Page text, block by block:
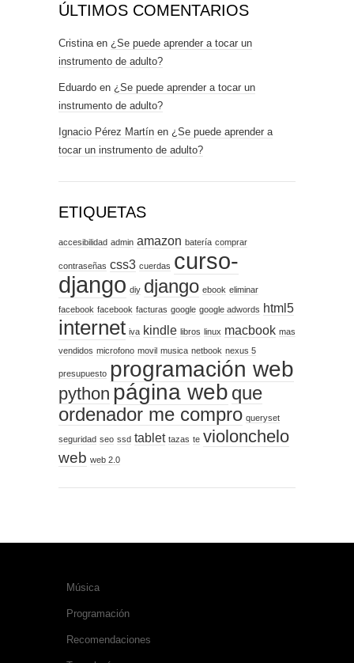
ÚLTIMOS COMENTARIOS
Cristina en ¿Se puede aprender a tocar un
instrumento de adulto?
Eduardo en ¿Se puede aprender a tocar un
instrumento de adulto?
Ignacio Pérez Martín en ¿Se puede aprender a
tocar un instrumento de adulto?
ETIQUETAS
accesibilidad admin amazon batería comprar
contraseñas css3 cuerdas curso-
django diy django ebook eliminar
facebook facebook facturas google google adwords html5
internet iva kindle libros linux macbook mas
vendidos microfono movil musica netbook nexus 5
presupuesto programación web
python página web que
ordenador me compro queryset
seguridad seo ssd tablet tazas te violonchelo
web web 2.0
Música
Programación
Recomendaciones